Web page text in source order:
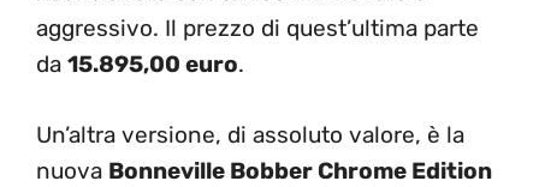
aggressivo. Il prezzo di quest’ultima parte
da 15.895,00 euro.
Un’altra versione, di assoluto valore, è la
nuova Bonneville Bobber Chrome Edition